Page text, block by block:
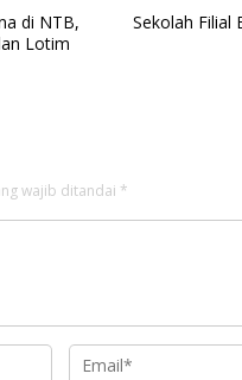
di NTB,
Lotim
Sekolah Filial
wajib ditandai *